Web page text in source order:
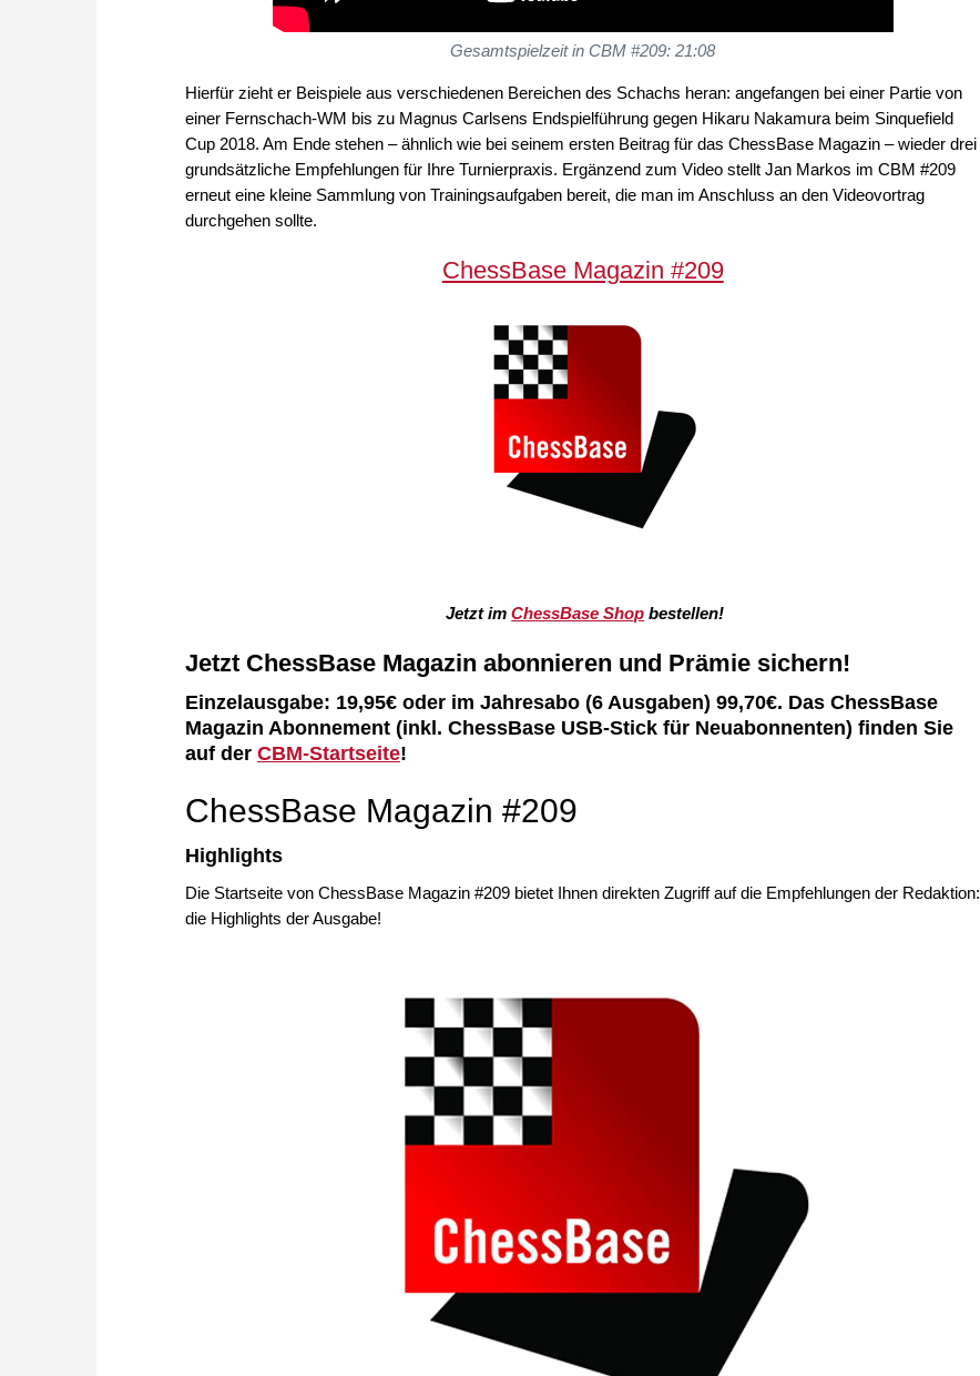
Gesamtspielzeit in CBM #209: 21:08
Hierfür zieht er Beispiele aus verschiedenen Bereichen des Schachs heran: angefangen bei einer Partie von
einer Fernschach-WM bis zu Magnus Carlsens Endspielführung gegen Hikaru Nakamura beim Sinquefield
Cup 2018. Am Ende stehen – ähnlich wie bei seinem ersten Beitrag für das ChessBase Magazin – wieder drei
grundsätzliche Empfehlungen für Ihre Turnierpraxis. Ergänzend zum Video stellt Jan Markos im CBM #209
erneut eine kleine Sammlung von Trainingsaufgaben bereit, die man im Anschluss an den Videovortrag
durchgehen sollte.
ChessBase Magazin #209
Jetzt imChessBase Shop bestellen!
Jetzt ChessBase Magazin abonnieren und Prämie sichern!
Einzelausgabe: 19,95€ oder im Jahresabo (6 Ausgaben) 99,70€. Das ChessBase
Magazin Abonnement (inkl. ChessBase USB-Stick für Neuabonnenten) finden Sie
auf der CBM-Startseite!
ChessBase Magazin #209
Highlights
Die Startseite von ChessBase Magazin #209 bietet Ihnen direkten Zugriff auf die Empfehlungen der Redaktion:
die Highlights der Ausgabe!